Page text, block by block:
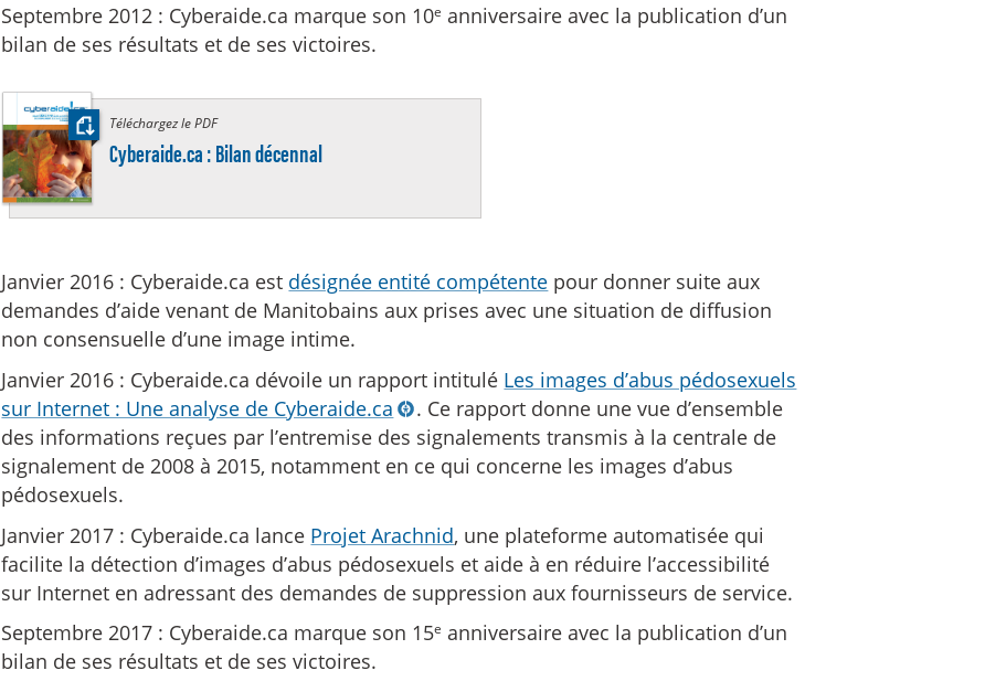
Septembre 2012 : Cyberaide.ca marque son 10e anniversaire avec la publication d’un
bilan de ses résultats et de ses victoires.
Téléchargez le PDF:
Cyberaide.ca : Bilan décennal
Janvier 2016 : Cyberaide.ca est désignée entité compétente pour donner suite aux
demandes d’aide venant de Manitobains aux prises avec une situation de diffusion
non consensuelle d’une image intime.
Janvier 2016 : Cyberaide.ca dévoile un rapport intitulé Les images d’abus pédosexuels
sur Internet : Une analyse de Cyberaide.ca
. Ce rapport donne une vue d’ensemble
des informations reçues par l’entremise des signalements transmis à la centrale de
signalement de 2008 à 2015, notamment en ce qui concerne les images d’abus
pédosexuels.
Janvier 2017 : Cyberaide.ca lance Projet Arachnid, une plateforme automatisée qui
facilite la détection d’images d’abus pédosexuels et aide à en réduire l’accessibilité
sur Internet en adressant des demandes de suppression aux fournisseurs de service.
Septembre 2017 : Cyberaide.ca marque son 15e anniversaire avec la publication d’un
bilan de ses résultats et de ses victoires.